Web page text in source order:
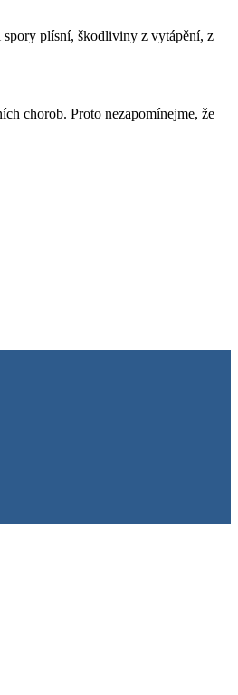
spory plísní, škodliviny z vytápění, z
chorob. Proto nezapomínejme, že